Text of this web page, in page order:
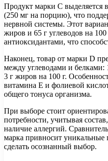
Продукт марки C выделяется
(250 мг на порцию), что
нервной системы. Этот
жиров и 65 г углеводов на 100
антиоксидантами, что
Наконец, товар от марки D
между углеводами и белками:
3 г жиров на 100 г.
витамина E и фолиевой
общего тонуса организма.
При выборе стоит
потребности, учитывая
наличие аллергий.
марка привносит уникальные
сделать осознанный выбор.